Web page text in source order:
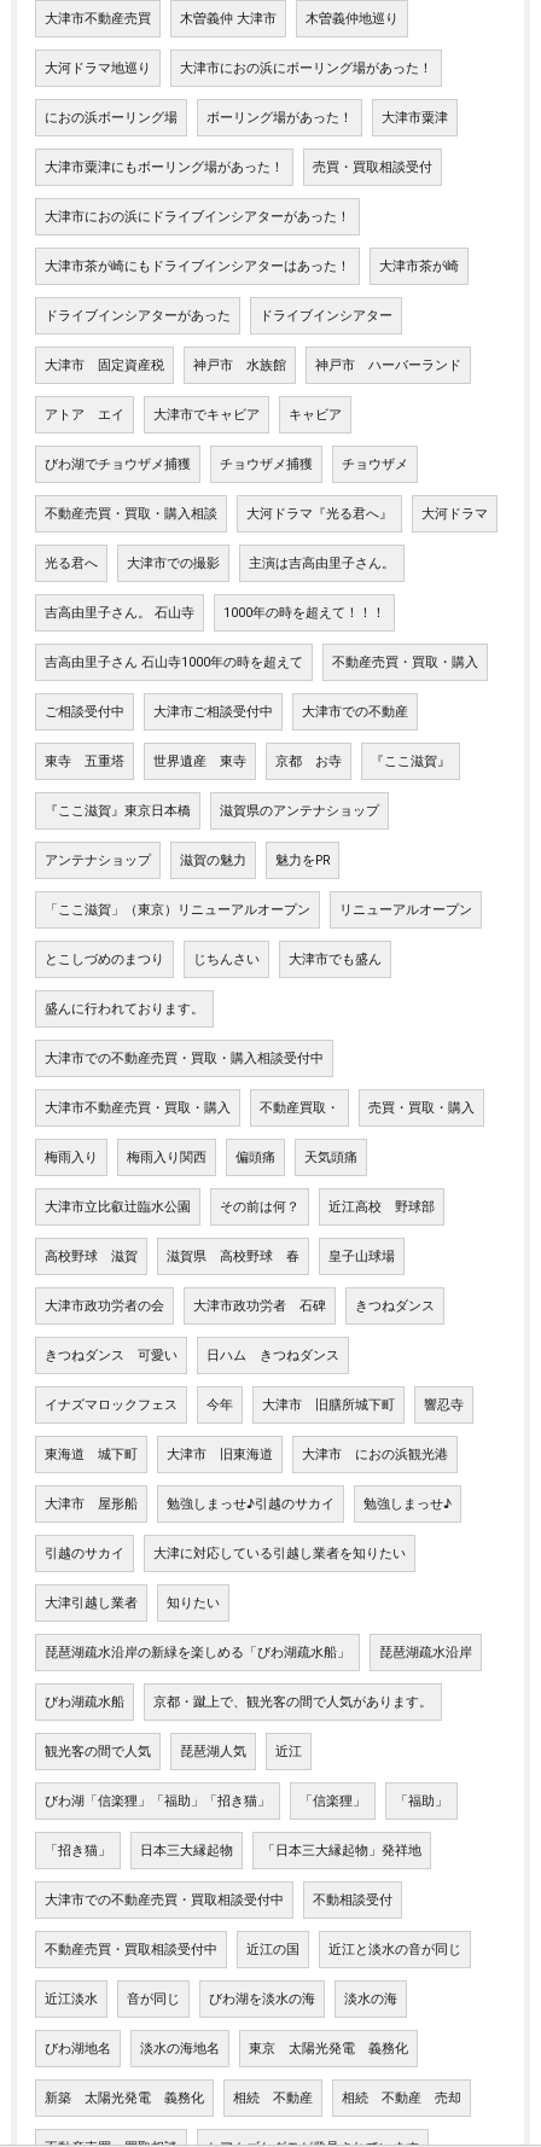
大津市不動産売買 木曽義仲 大津市 木曽義仲地巡り
大河ドラマ地巡り 大津市におの浜にボーリング場があった！
におの浜ボーリング場 ボーリング場があった！ 大津市粟津
大津市粟津にもボーリング場があった！ 売買・買取相談受付
大津市におの浜にドライブインシアターがあった！
大津市茶が崎にもドライブインシアターはあった！ 大津市茶が崎
ドライブインシアターがあった ドライブインシアター
大津市 固定資産税 神戸市 水族館 神戸市 ハーバーランド
アトア エイ 大津市でキャビア キャビア
びわ湖でチョウザメ捕獲 チョウザメ捕獲 チョウザメ
不動産売買・買取・購入相談 大河ドラマ『光る君へ』 大河ドラマ
光る君へ 大津市での撮影 主演は吉高由里子さん。
吉高由里子さん。 石山寺 1000年の時を超えて！！！
吉高由里子さん 石山寺1000年の時を超えて 不動産売買・買取・購入
ご相談受付中 大津市ご相談受付中 大津市での不動産
東寺 五重塔 世界遺産 東寺 京都 お寺 『ここ滋賀』
『ここ滋賀』東京日本橋 滋賀県のアンテナショップ
アンテナショップ 滋賀の魅力 魅力をPR
「ここ滋賀」（東京）リニューアルオープン リニューアルオープン
とこしづめのまつり じちんさい 大津市でも盛ん
盛んに行われております。
大津市での不動産売買・買取・購入相談受付中
大津市不動産売買・買取・購入 不動産買取・ 売買・買取・購入
梅雨入り 梅雨入り関西 偏頭痛 天気頭痛
大津市立比叡辻臨水公園 その前は何？ 近江高校 野球部
高校野球 滋賀 滋賀県 高校野球 春 皇子山球場
大津市政功労者の会 大津市政功労者 石碑 きつねダンス
きつねダンス 可愛い 日ハム きつねダンス
イナズマロックフェス 今年 大津市 旧膳所城下町 響忍寺
東海道 城下町 大津市 旧東海道 大津市 におの浜観光港
大津市 屋形船 勉強しまっせ♪引越のサカイ 勉強しまっせ♪
引越のサカイ 大津に対応している引越し業者を知りたい
大津引越し業者 知りたい
琵琶湖疏水沿岸の新緑を楽しめる「びわ湖疏水船」 琵琶湖疏水沿岸
びわ湖疏水船 京都・蹴上で、観光客の間で人気があります。
観光客の間で人気 琵琶湖人気 近江
びわ湖「信楽狸」「福助」「招き猫」 「信楽狸」 「福助」
「招き猫」 日本三大縁起物 「日本三大縁起物」発祥地
大津市での不動産売買・買取相談受付中 不動相談受付
不動産売買・買取相談受付中 近江の国 近江と淡水の音が同じ
近江淡水 音が同じ びわ湖を淡水の海 淡水の海
びわ湖地名 淡水の海地名 東京 太陽光発電 義務化
新築 太陽光発電 義務化 相続 不動産 相続 不動産 売却